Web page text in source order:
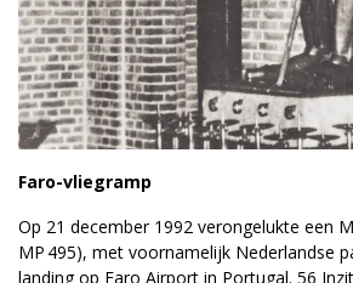
Faro-vliegramp
Op 21 december 1992 verongelukte een
MP 495), met voornamelijk Nederlandse
landing op Faro Airport in Portugal. 56